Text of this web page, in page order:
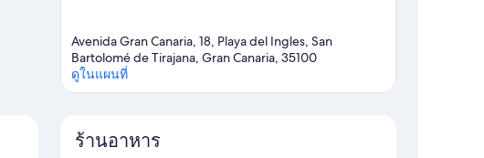
Avenida Gran Canaria, 18, Playa del Ingles, San
Bartolomé de Tirajana, Gran Canaria, 35100
ดูในแผนที่
ร้านอาหาร